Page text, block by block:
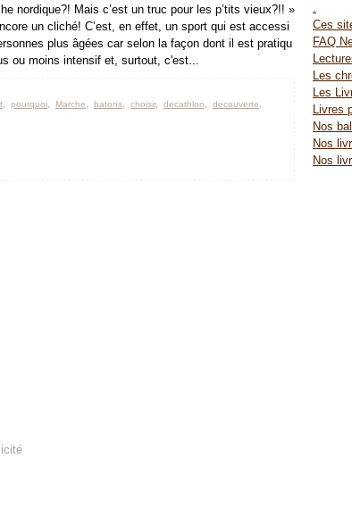
nordique?! Mais c’est un truc pour les p’tits vieux?!! »
un cliché! C’est, en effet, un sport qui est accessi
plus âgées car selon la façon dont il est pratiqu
ou moins intensif et, surtout, c'est...
pourquoi Marche batons choisir, decathlon decouverte
.
Ces
FAQ
Les
Les
Livres
Nos
Nos
Nos